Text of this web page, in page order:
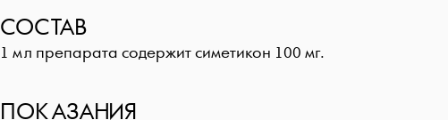
СОСТАВ
1 мл препарата содержит симетикон 100 мг.
ПОКАЗАНИЯ